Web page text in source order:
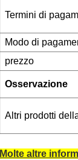
Termini di
Modo di
prezzo
Osservazione
Altri prodotti
Molte altre